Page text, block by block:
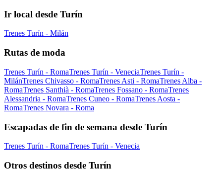
Ir local desde Turín
Trenes Turín - Milán
Rutas de moda
Trenes Turín - RomaTrenes Turín - VeneciaTrenes Turín -
MilánTrenes Chivasso - RomaTrenes Asti - RomaTrenes Alba -
RomaTrenes Santhià - RomaTrenes Fossano - RomaTrenes
Alessandria - RomaTrenes Cuneo - RomaTrenes Aosta -
RomaTrenes Novara - Roma
Escapadas de fin de semana desde Turín
Trenes Turín - RomaTrenes Turín - Venecia
Otros destinos desde Turín